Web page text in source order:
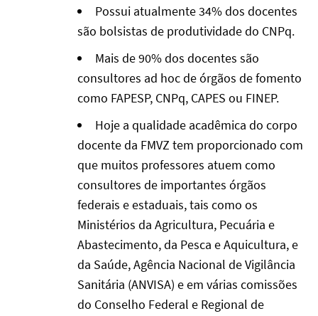
Possui atualmente 34% dos docentes
são bolsistas de produtividade do CNPq.
Mais de 90% dos docentes são
consultores ad hoc de órgãos de fomento
como FAPESP, CNPq, CAPES ou FINEP.
Hoje a qualidade acadêmica do corpo
docente da FMVZ tem proporcionado com
que muitos professores atuem como
consultores de importantes órgãos
federais e estaduais, tais como os
Ministérios da Agricultura, Pecuária e
Abastecimento, da Pesca e Aquicultura, e
da Saúde, Agência Nacional de Vigilância
Sanitária (ANVISA) e em várias comissões
do Conselho Federal e Regional de